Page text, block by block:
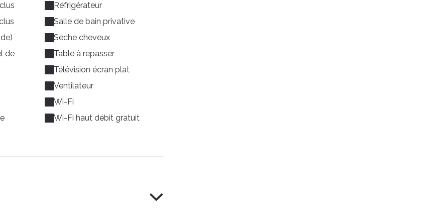
de
Réfrigérateur
Salle de bain privative
Sèche cheveux
Table à repasser
Télévision écran plat
Ventilateur
Wi-Fi
Wi-Fi haut débit gratuit